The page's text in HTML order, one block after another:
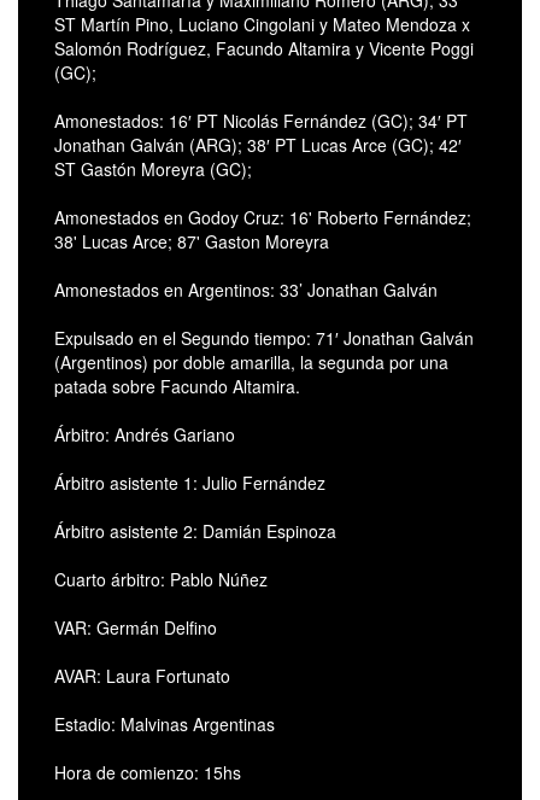
ST Martín Pino, Luciano Cingolani y Mateo Mendoza x
Salomón Rodríguez, Facundo Altamira y Vicente Poggi
(GC);
Amonestados: 16′ PT Nicolás Fernández (GC); 34′ PT
Jonathan Galván (ARG); 38′ PT Lucas Arce (GC); 42′
ST Gastón Moreyra (GC);
Amonestados en Godoy Cruz: 16' Roberto Fernández;
38' Lucas Arce; 87' Gaston Moreyra
Amonestados en Argentinos: 33’ Jonathan Galván
Expulsado en el Segundo tiempo: 71′ Jonathan Galván
(Argentinos) por doble amarilla, la segunda por una
patada sobre Facundo Altamira.
Árbitro: Andrés Gariano
Árbitro asistente 1: Julio Fernández
Árbitro asistente 2: Damián Espinoza
Cuarto árbitro: Pablo Núñez
VAR: Germán Delfino
AVAR: Laura Fortunato
Estadio: Malvinas Argentinas
Hora de comienzo: 15hs